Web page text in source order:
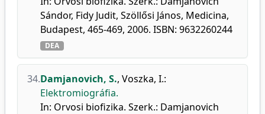
Sándor, Fidy Judit, Szöllősi János, Medicina,
Budapest, 465-469, 2006. ISBN: 9632260244
DEA
34.Damjanovich, S., Voszka, I.:
Elektromiográfia.
In: Orvosi biofizika. Szerk.: Damjanovich